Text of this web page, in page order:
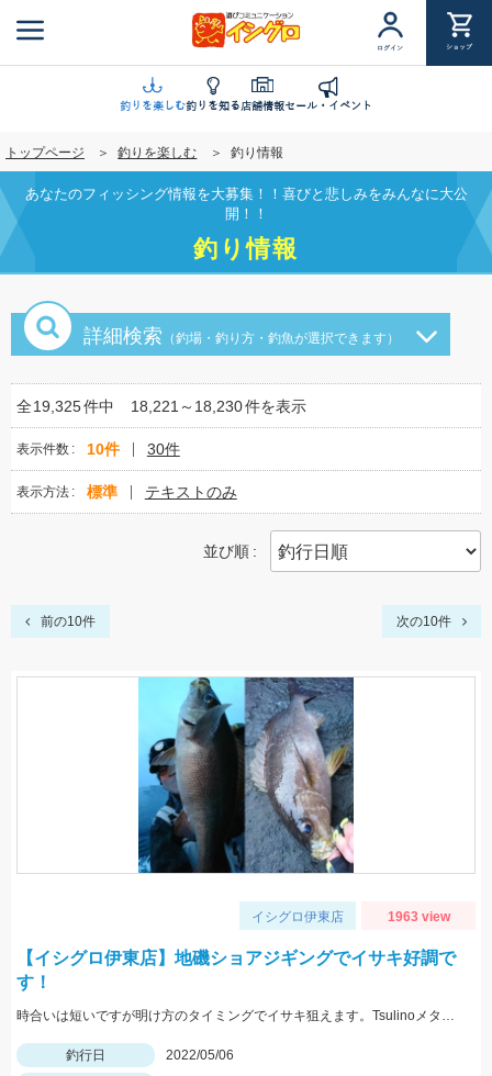
ン
に
移
動
ログイン ショップ
釣りを楽しむ釣りを知る店舗情報セール・イベント
トップページ 釣りを楽しむ 釣り情報
あなたのフィッシング情報を大募集！！喜びと悲しみをみんなに大公
開！！
釣り情報
詳細検索 （釣場・釣り方・釣魚が選択できます）
全19,325件中 18,221～18,230件を表示
表示件数 10件 30件
表示方法 標準 テキストのみ
並び順
前の10件 次の10件
イシグロ伊東店 1963 view
【イシグロ伊東店】地磯ショアジギングでイサキ好調で
す！
時合いは短いですが明け方のタイミングでイサキ狙えます。Tsulinoメタルランナーリブート30ｇを使用。
釣行日
2022/05/06